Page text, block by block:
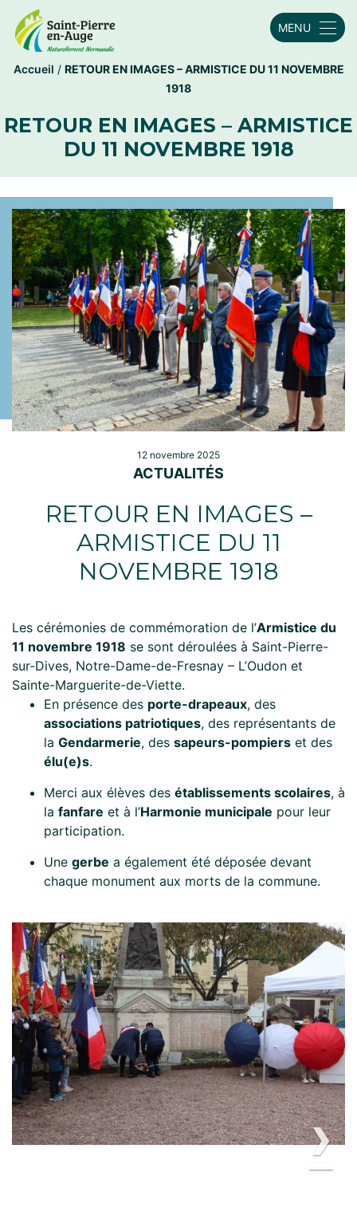
MENU
Accueil / RETOUR EN IMAGES – ARMISTICE DU 11 NOVEMBRE
1918
RETOUR EN IMAGES – ARMISTICE
DU 11 NOVEMBRE 1918
12 novembre 2025
ACTUALITÉS
RETOUR EN IMAGES –
ARMISTICE DU 11
NOVEMBRE 1918
Les cérémonies de commémoration de l’Armistice du
11 novembre 1918 se sont déroulées à Saint-Pierre-
sur-Dives, Notre-Dame-de-Fresnay – L’Oudon et
Sainte-Marguerite-de-Viette.
En présence des porte-drapeaux, des
associations patriotiques, des représentants de
la Gendarmerie, des sapeurs-pompiers et des
élu(e)s.
Merci aux élèves des établissements scolaires, à
la fanfare et à l’Harmonie municipale pour leur
participation.
Une gerbe a également été déposée devant
chaque monument aux morts de la commune.